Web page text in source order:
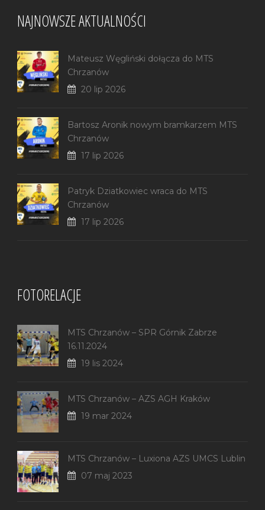
NAJNOWSZE AKTUALNOŚCI
Mateusz Węgliński dołącza do MTS
Chrzanów
20 lip 2026
Bartosz Aronik nowym bramkarzem MTS
Chrzanów
17 lip 2026
Patryk Dziatkowiec wraca do MTS
Chrzanów
17 lip 2026
FOTORELACJE
MTS Chrzanów – SPR Górnik Zabrze
16.11.2024
19 lis 2024
MTS Chrzanów – AZS AGH Kraków
19 mar 2024
MTS Chrzanów – Luxiona AZS UMCS Lublin
07 maj 2023